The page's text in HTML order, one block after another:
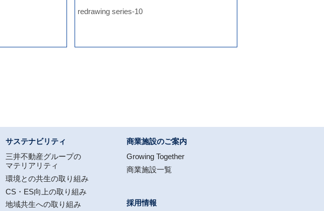
redrawing series-10
サステナビリティ
三井不動産グループの
マテリアリティ
環境との共生の取り組み
CS・ES向上の取り組み
地域共生への取り組み
商業施設のご案内
Growing Together
商業施設一覧
採用情報